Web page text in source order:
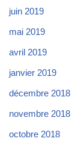
juin 2019
mai 2019
avril 2019
janvier 2019
décembre 2018
novembre 2018
octobre 2018